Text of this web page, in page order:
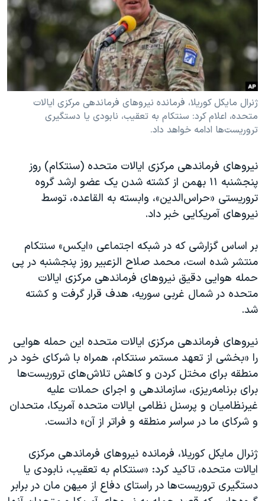
فرهنگ و زندگی
حقوق شهروندی
اقتصادی
علم و فناوری
اسرائیل در جنگ
گالری عکس
انتخابات ریاست جمهوری آمریکا ۲۰۲۴
حمله جمهوری اسلامی به اسرائیل
ورزش زنان در ایران
اعتراضات زن، زندگی، آزادی
تریبونال مردمی آبان ۹۸
دادگاه حمید نوری
چهل سال گروگان‌گیری
اعتراضات مردمی آبان ۹۸
اسرائیل در جنگ
نرگس محمدی برنده جایزه نوبل صلح
همایش محافظه‌کاران آمریکا «سی‌پک»
سفر پرزیدنت ترامپ به چین
دنبال کنید
زبانهای مختلف
ژنرال مایکل کوریلا، فرمانده نیروهای فرماندهی مرکزی ایالات
متحده، اعلام کرد: سنتکام به تعقیب، نابودی یا دستگیری
تروریست‌ها ادامه خواهد داد.
نیروهای فرماندهی مرکزی ایالات متحده (سنتکام) روز
پنجشنبه ۱۱ بهمن از کشته شدن یک عضو ارشد گروه
تروریستی «حراس‌الدین»، وابسته به القاعده، توسط
نیروهای آمریکایی خبر داد.
بر اساس گزارشی که در شبکه اجتماعی «ایکس» سنتکام
منتشر شده است، محمد صلاح الزعبیر روز پنجشنبه در پی
حمله هوایی دقیق نیروهای فرماندهی مرکزی ایالات
متحده در شمال غربی سوریه، هدف قرار گرفت و کشته
شد.
نیروهای فرماندهی مرکزی ایالات متحده این حمله هوایی
را «بخشی از تعهد مستمر سنتکام، همراه با شرکای خود در
منطقه برای مختل کردن و کاهش تلاش‌های تروریست‌ها
برای برنامه‌ریزی، سازماندهی و اجرای حملات علیه
غیرنظامیان و پرسنل نظامی ایالات متحده آمریکا، متحدان
و شرکای ما در سراسر منطقه و فراتر از آن» دانست.
ژنرال مایکل کوریلا، فرمانده نیروهای فرماندهی مرکزی
ایالات متحده، تاکید کرد: «سنتکام به تعقیب، نابودی یا
دستگیری تروریست‌ها در راستای دفاع از میهن مان در برابر